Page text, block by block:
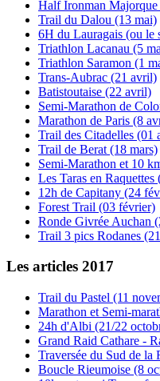
Half Ironman Majorque
Trail du Dalou (13 mai)
6H du Lauragais (ou le
Triathlon Lacanau (5
Triathlon Saramon (1
Trans-Aubrac (21 avril)
Batistoutaise (22 avril)
Semi-Marathon de
Marathon de Paris (8
Trail des Citadelles (01
Trail de Berat (18 mars)
Semi-Marathon et 10
Les Taras en Raquettes
12h de Capitany (24
Forest Trail (03 février)
Ronde Givrée Auchan
Trail 3 pics Rodanes
Les articles 2017
Trail du Pastel (11
Marathon et Semi-
24h d'Albi (21/22
Grand Raid Cathare -
Traversée du Sud de la
Boucle Rieumoise (8